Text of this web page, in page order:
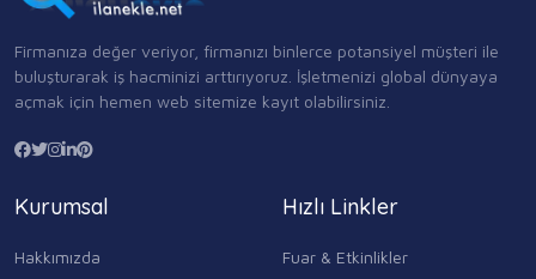
Firmanıza değer veriyor, firmanızı binlerce potansiyel müşteri ile
buluşturarak iş hacminizi arttırıyoruz. İşletmenizi global dünyaya
açmak için hemen web sitemize kayıt olabilirsiniz.
Kurumsal
Hakkımızda
Hızlı Linkler
Fuar & Etkinlikler